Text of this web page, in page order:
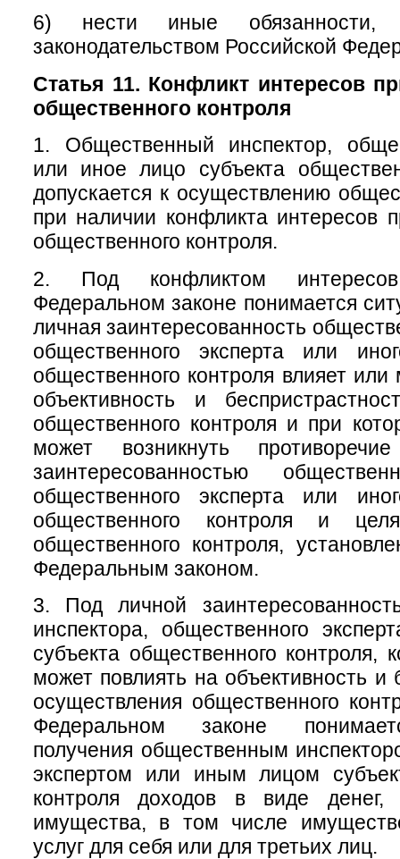
6) нести иные обязанности,
законодательством Российской
Статья 11. Конфликт интересов
общественного контроля
1. Общественный инспектор,
или иное лицо субъекта
допускается к осуществлению
при наличии конфликта интересов
общественного контроля.
2. Под конфликтом
Федеральном законе понимается
личная заинтересованность
общественного эксперта или
общественного контроля влияет
объективность и
общественного контроля и при
может возникнуть
заинтересованностью
общественного эксперта или
общественного контроля и
общественного контроля,
Федеральным законом.
3. Под личной
инспектора, общественного
субъекта общественного контроля,
может повлиять на объективность и
осуществления общественного
Федеральном законе
получения общественным
экспертом или иным лицом
контроля доходов в виде денег,
имущества, в том числе
услуг для себя или для третьих лиц.